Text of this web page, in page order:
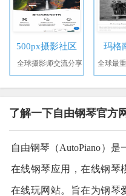
500px摄影社区
全球摄影师交流分享
玛格
了解一下自由钢琴官方
自由钢琴（AutoPiano）
在线钢琴应用，在线钢琴
在线玩网站。旨在为钢琴